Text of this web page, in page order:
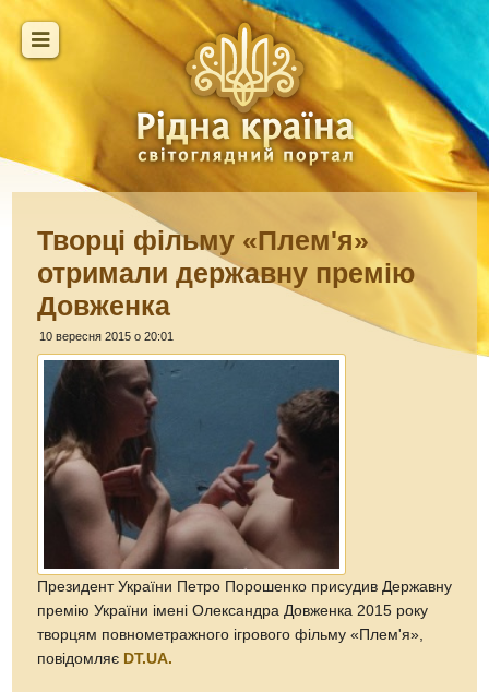
Творці фільму «Плем'я»
отримали державну премію
Довженка
10 вересня 2015 о 20:01
Президент України Петро Порошенко присудив Державну
премію України імені Олександра Довженка 2015 року
творцям повнометражного ігрового фільму «Плем'я»,
повідомляє DT.UA.